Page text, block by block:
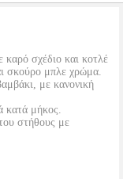
καρό σχέδιο και κοτλέ
σκούρο μπλε χρώμα.
με κανονική
κατά μήκος.
στήθους με